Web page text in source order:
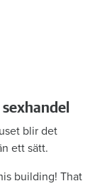
blir det
ett sätt.
building! That